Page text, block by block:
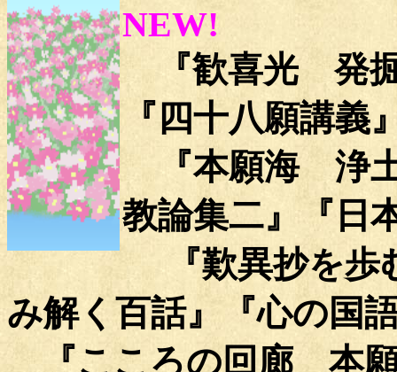
NEW!
『歓喜光 発
『四十八願講義
『本願海 浄
教論集二』 『 日
『歎異抄を歩
み解く百話』
『心の国
『こころの回廊 本